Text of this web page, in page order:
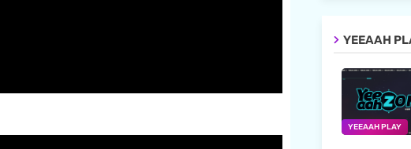
YEEAAH
YEEAAH PLAY